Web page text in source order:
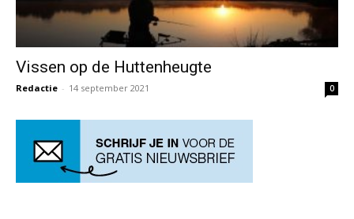
Vissen op de Huttenheugte
Redactie - 14 september 2021 0